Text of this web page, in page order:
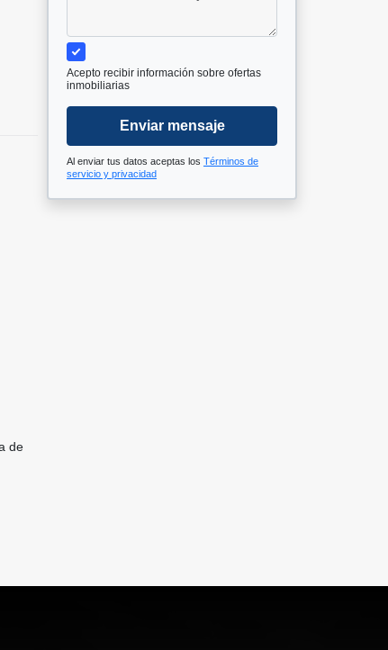
de
Acepto recibir información sobre ofertas
inmobiliarias
Enviar mensaje
Al enviar tus datos aceptas los Términos de
servicio y privacidad